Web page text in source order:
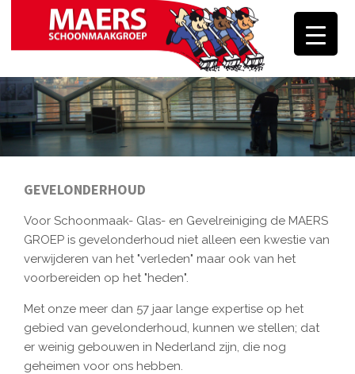
content
GEVELONDERHOUD
Voor Schoonmaak- Glas- en Gevelreiniging de MAERS
GROEP is gevelonderhoud niet alleen een kwestie van
verwijderen van het "verleden" maar ook van het
voorbereiden op het "heden".
Met onze meer dan 57 jaar lange expertise op het
gebied van gevelonderhoud, kunnen we stellen; dat
er weinig gebouwen in Nederland zijn, die nog
geheimen voor ons hebben.